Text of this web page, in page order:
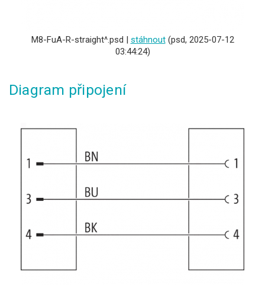
M8-FuA-R-straight^.psd | stáhnout(psd, 2025-07-12
03:44:24)
Diagram připojení